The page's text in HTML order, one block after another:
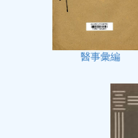
醫事彙編